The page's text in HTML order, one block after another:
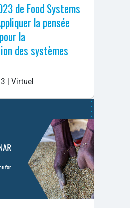
de Food Systems
la pensée
la
des systèmes
| Virtuel